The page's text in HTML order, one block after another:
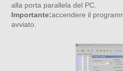
alla porta parallela del PC.
Importante:accendere il
avviato.